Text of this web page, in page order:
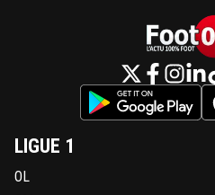
LIGUE 1
OL